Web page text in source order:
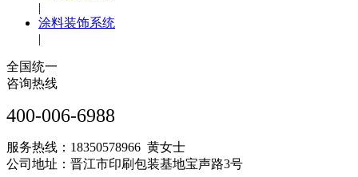
|
涂料装饰系统
|
全国统一
咨询热线
400-006-6988
服务热线：18350578966 黄女士
公司地址：晋江市印刷包装基地宝声路3号